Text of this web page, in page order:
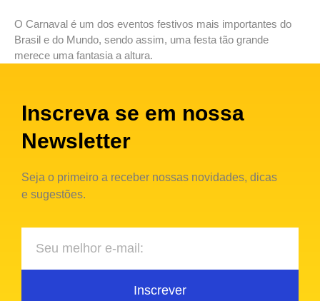
O Carnaval é um dos eventos festivos mais importantes do
Brasil e do Mundo, sendo assim, uma festa tão grande
merece uma fantasia a altura.
Inscreva se em nossa
Newsletter
Seja o primeiro a receber nossas novidades, dicas
e sugestões.
Inscrever